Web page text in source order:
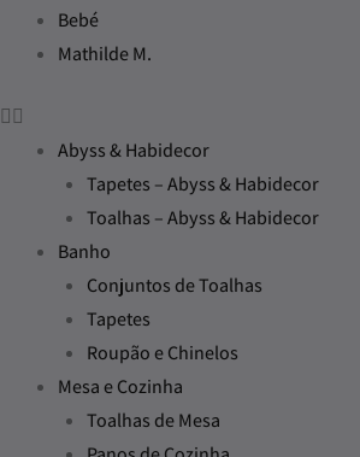
Bebé
Mathilde M.
Abyss & Habidecor
Tapetes – Abyss & Habidecor
Toalhas – Abyss & Habidecor
Banho
Conjuntos de Toalhas
Tapetes
Roupão e Chinelos
Mesa e Cozinha
Toalhas de Mesa